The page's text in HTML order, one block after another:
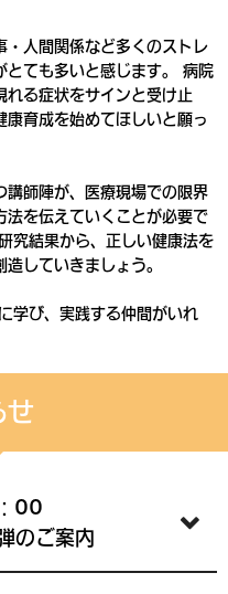
・人間関係など多くのストレ
とても多いと感じます。 病院
れる症状をサインと受け止
育成を始めてほしいと願っ
講師陣が、医療現場での限界
法を伝えていくことが必要で
究結果から、正しい健康法を
していきましょう。
学び、実践する仲間がいれ
せ
00
のご案内